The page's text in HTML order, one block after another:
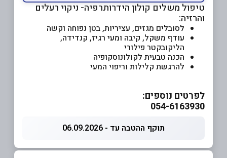
טיפול משלים קולון הידרותרפיה- ניקוי רעלים
והרזיה:
לסובלים מגזים, עציריות, בטן נפוחה וקשה
עודף משקל, קיבה ומעי רגיז, קנדידה,
הליקובקטר פילורי
הכנה טבעית לקולונוסקופיה
להרגשת קלילות וריפוי המעי
לפרטים נוספים:
054-6163930
תוקף ההטבה עד - 06.09.2026